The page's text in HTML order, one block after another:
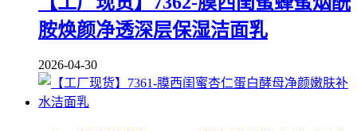
胺焕颜净透深层保湿洁面乳
2026-04-30